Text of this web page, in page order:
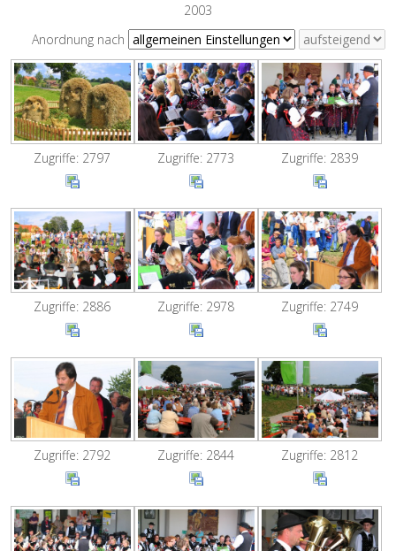
2003
Anordnung nach
Zugriffe: 2797 Zugriffe: 2773 Zugriffe: 2839
Zugriffe: 2886 Zugriffe: 2978 Zugriffe: 2749
Zugriffe: 2792 Zugriffe: 2844 Zugriffe: 2812